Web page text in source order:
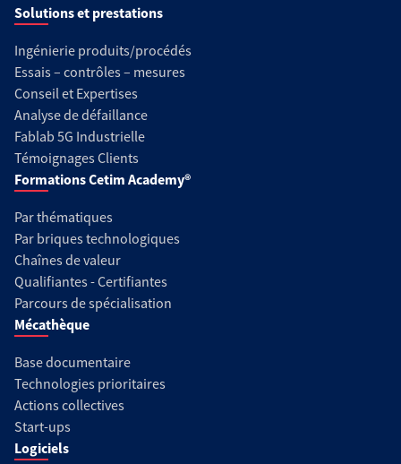
Solutions et prestations
Ingénierie produits/procédés
Essais – contrôles – mesures
Conseil et Expertises
Analyse de défaillance
Fablab 5G Industrielle
Témoignages Clients
Formations Cetim Academy®
Par thématiques
Par briques technologiques
Chaînes de valeur
Qualifiantes - Certifiantes
Parcours de spécialisation
Mécathèque
Base documentaire
Technologies prioritaires
Actions collectives
Start-ups
Logiciels